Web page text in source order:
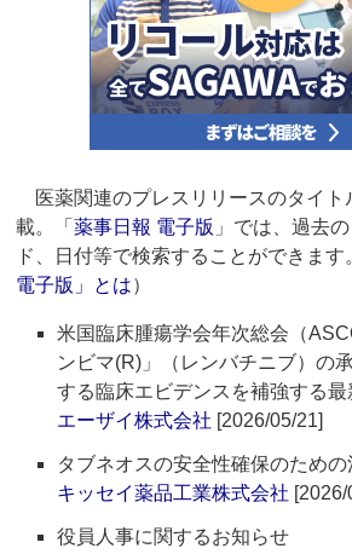
医薬関連のプレスリリースのタイト
載。「薬事日報 電子版 」では、過去
ド、日付等で検索することができま
電子版」とは）
米国臨床腫瘍学会年次総会（
ンビマ(R)」（レンバチニブ）の
する臨床エビデンスを補強する
エーザイ株式会社 [2026/05/21]
タブネオスの安全性確保のため
キッセイ薬品工業株式会社 [2026/
役員人事に関するお知らせ